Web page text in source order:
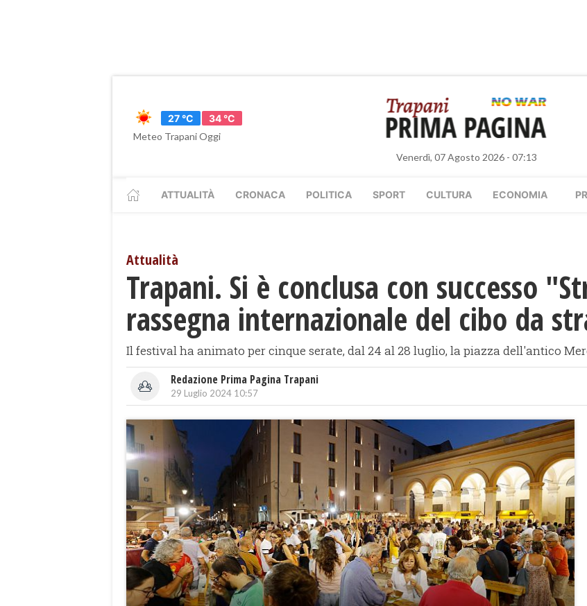
27 °C
34 °C
Meteo Trapani Oggi
Venerdì, 07 Agosto 2026 - 07:13
ATTUALITÀ CRONACA POLITICA SPORT CULTURA ECONOMIA
Attualità
Trapani. Si è conclusa con successo
rassegna internazionale del cibo da
Il festival ha animato per cinque serate, dal 24 al 28 luglio, la piazza dell'antico
Redazione Prima Pagina Trapani
29 Luglio 2024 10:57